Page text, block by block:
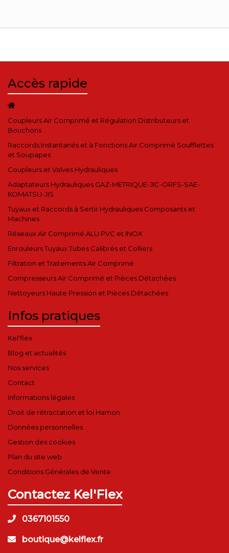
Accès rapide
Coupleurs Air Comprimé et Régulation Distributeurs et
Bouchons
Raccords Instantanés et à Fonctions Air Comprimé Soufflettes
et Soupapes
Coupleurs et Valves Hydrauliques
Adaptateurs Hydrauliques GAZ-METRIQUE-JIC-ORFS-SAE-
KOMATSU-JIS
Tuyaux et Raccords à Sertir Hydrauliques Composants et
Machines
Réseaux Air Comprimé ALU PVC et INOX
Enrouleurs Tuyaux Tubes Calibrés et Colliers
Filtration et Traitements Air Comprimé
Compresseurs Air Comprimé et Pièces Détachées
Nettoyeurs Haute Pression et Pièces Détachées
Infos pratiques
Kel'flex
Blog et actualités
Nos services
Contact
Informations légales
Droit de rétractation et loi Hamon
Données personnelles
Gestion des cookies
Plan du site web
Conditions Générales de Vente
Contactez Kel'Flex
0367101550
boutique@kelflex.fr